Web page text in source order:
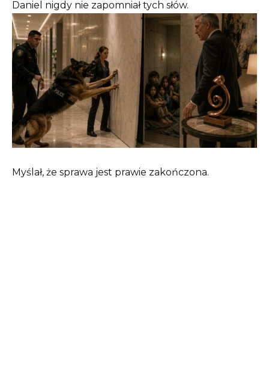
Daniel nigdy nie zapomniał tych słów.
Myślał, że sprawa jest prawie zakończona.